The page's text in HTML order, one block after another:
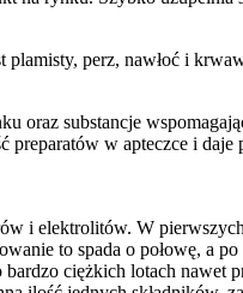
perz, nawłoć i
oraz substancje
w apteczce i daje
i elektrolitów. W
to spada o połowę, a po
ciężkich lotach nawet